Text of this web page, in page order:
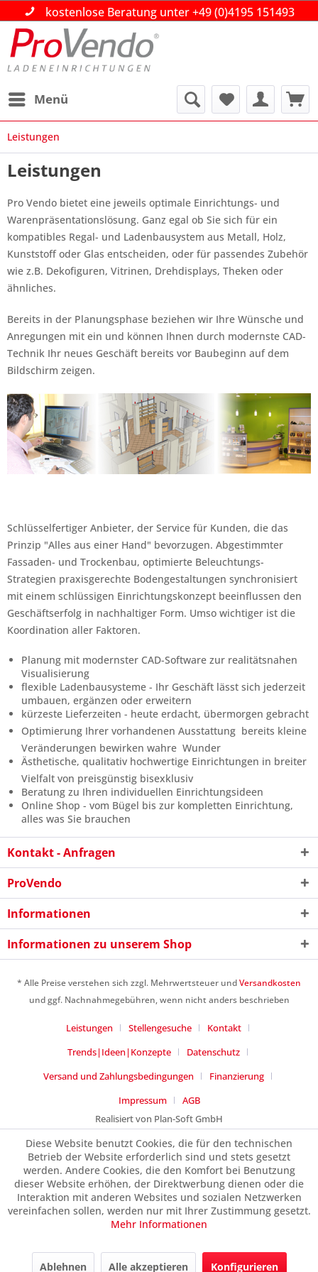
kostenlose Beratung unter +49 (0)4195 151493
Über 30 Jahre Ihr Partner im Gross- und
Einzelhandel!
Menü
kostenlose Beratung unter +49 (0)4195 151493
Über 30 Jahre Ihr Partner im Gross- und
Einzelhandel!
Leistungen
Leistungen
Pro Vendo bietet eine jeweils optimale Einrichtungs- und
Warenpräsentationslösung. Ganz egal ob Sie sich für ein
kompatibles Regal- und Ladenbausystem aus Metall, Holz,
Kunststoff oder Glas entscheiden, oder für passendes Zubehör
wie z.B. Dekofiguren, Vitrinen, Drehdisplays, Theken oder
ähnliches.
Bereits in der Planungsphase beziehen wir Ihre Wünsche und
Anregungen mit ein und können Ihnen durch modernste CAD-
Technik Ihr neues Geschäft bereits vor Baubeginn auf dem
Bildschirm zeigen.
Schlüsselfertiger Anbieter, der Service für Kunden, die das
Prinzip "Alles aus einer Hand" bevorzugen. Abgestimmter
Fassaden- und Trockenbau, optimierte Beleuchtungs-
Strategien praxisgerechte Bodengestaltungen synchronisiert
mit einem schlüssigen Einrichtungskonzept beeinflussen den
Geschäftserfolg in nachhaltiger Form. Umso wichtiger ist die
Koordination aller Faktoren.
Planung mit modernster CAD-Software zur realitätsnahen
Visualisierung
flexible Ladenbausysteme - Ihr Geschäft lässt sich jederzeit
umbauen, ergänzen oder erweitern
kürzeste Lieferzeiten - heute erdacht, übermorgen gebracht
Optimierung Ihrer vorhandenen Ausstattung  bereits kleine
Veränderungen bewirken wahre Wunder
Ästhetische, qualitativ hochwertige Einrichtungen in breiter
Vielfalt von preisgünstig bisexklusiv
Beratung zu Ihren individuellen Einrichtungsideen
Online Shop - vom Bügel bis zur kompletten Einrichtung,
alles was Sie brauchen
kostenlose Beratung unter +49 (0)4195 151493
Über 30 Jahre Ihr Partner im Gross- und
Einzelhandel!
Kontakt - Anfragen
ProVendo
Informationen
Informationen zu unserem Shop
* Alle Preise verstehen sich zzgl. Mehrwertsteuer undVersandkosten
und ggf. Nachnahmegebühren, wenn nicht anders beschrieben
Leistungen Stellengesuche
Kontakt
Trends|Ideen|Konzepte
Datenschutz
Versand und Zahlungsbedingungen
Finanzierung
Impressum
AGB
Realisiert von Plan-Soft GmbH
Diese Website benutzt Cookies, die für den technischen
Betrieb der Website erforderlich sind und stets gesetzt
werden. Andere Cookies, die den Komfort bei Benutzung
dieser Website erhöhen, der Direktwerbung dienen oder die
Interaktion mit anderen Websites und sozialen Netzwerken
vereinfachen sollen, werden nur mit Ihrer Zustimmung gesetzt.
Mehr Informationen
Ablehnen Alle akzeptieren Konfigurieren